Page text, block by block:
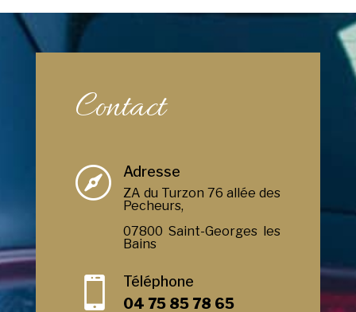
Contact
 Adresse
ZA du Turzon 76 allée des
Pecheurs,
07800 Saint-Georges les
Bains

Téléphone
04 75 85 78 65